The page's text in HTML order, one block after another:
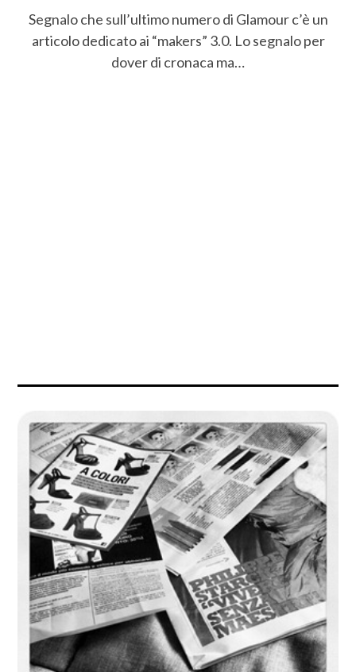
Segnalo che sull’ultimo numero di Glamour c’è un
articolo dedicato ai “makers” 3.0. Lo segnalo per
dover di cronaca ma…